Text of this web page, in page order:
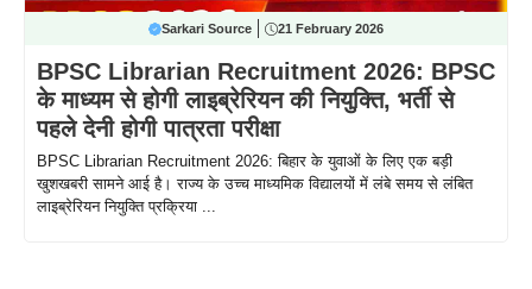
Sarkari Source 21 February 2026
BPSC Librarian Recruitment 2026: BPSC
के माध्यम से होगी लाइब्रेरियन की नियुक्ति, भर्ती से
पहले देनी होगी पात्रता परीक्षा
BPSC Librarian Recruitment 2026: बिहार के युवाओं के लिए एक बड़ी
खुशखबरी सामने आई है। राज्य के उच्च माध्यमिक विद्यालयों में लंबे समय से लंबित
लाइब्रेरियन नियुक्ति प्रक्रिया ...